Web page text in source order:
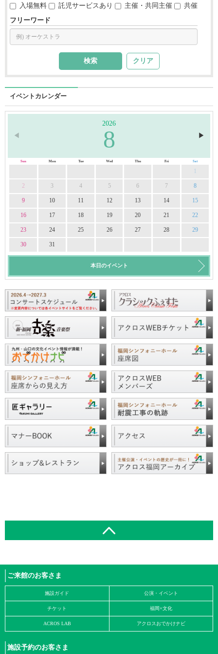
入場無料
託児サービスあり 主催・共同主催 共催
フリーワード
クリア
イベントカレンダー
◀︎
2026
8 ▶︎
Sun Mon Tue Wed Thu Fri Sat
1
2 3 4 5 6 7 8
9 10 11 12 13 14 15
16 17 18 19 20 21 22
23 24 25 26 27 28 29
30 31
本日のイベント
ご来館のお客さま
施設ガイド 公演・イベント
チケット 福岡×文化
ACROS LAB アクロスおでかけナビ
施設予約のお客さま